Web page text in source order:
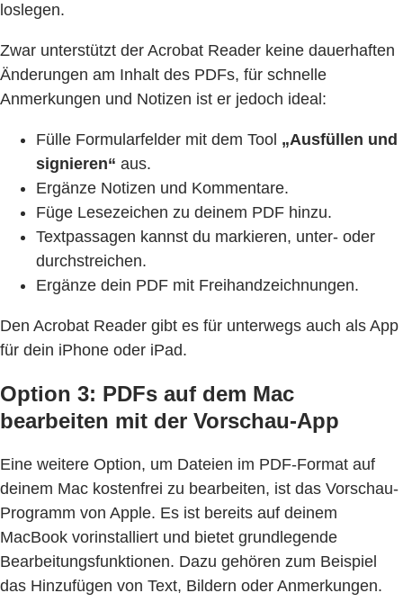
loslegen.
Zwar unterstützt der Acrobat Reader keine dauerhaften
Änderungen am Inhalt des PDFs, für schnelle
Anmerkungen und Notizen ist er jedoch ideal:
Fülle Formularfelder mit dem Tool „Ausfüllen und
signieren“ aus.
Ergänze Notizen und Kommentare.
Füge Lesezeichen zu deinem PDF hinzu.
Textpassagen kannst du markieren, unter- oder
durchstreichen.
Ergänze dein PDF mit Freihandzeichnungen.
Den Acrobat Reader gibt es für unterwegs auch als App
für dein iPhone oder iPad.
Option 3: PDFs auf dem Mac
bearbeiten mit der Vorschau-App
Eine weitere Option, um Dateien im PDF-Format auf
deinem Mac kostenfrei zu bearbeiten, ist das Vorschau-
Programm von Apple. Es ist bereits auf deinem
MacBook vorinstalliert und bietet grundlegende
Bearbeitungsfunktionen. Dazu gehören zum Beispiel
das Hinzufügen von Text, Bildern oder Anmerkungen.